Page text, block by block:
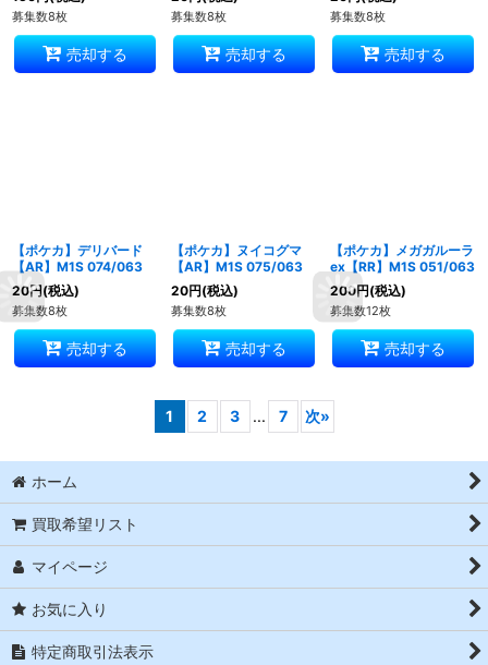
募集数8枚
売却する
募集数8枚
売却する
募集数8枚
売却する
【ポケカ】デリバード
【AR】M1S 074/063
20円(税込)
募集数8枚
売却する
【ポケカ】ヌイコグマ
【AR】M1S 075/063
20円(税込)
募集数8枚
売却する
【ポケカ】メガガルーラ
ex【RR】M1S 051/063
200円(税込)
募集数12枚
売却する
1 2 3 ... 7 次»
ホーム
買取希望リスト
マイページ
お気に入り
特定商取引法表示